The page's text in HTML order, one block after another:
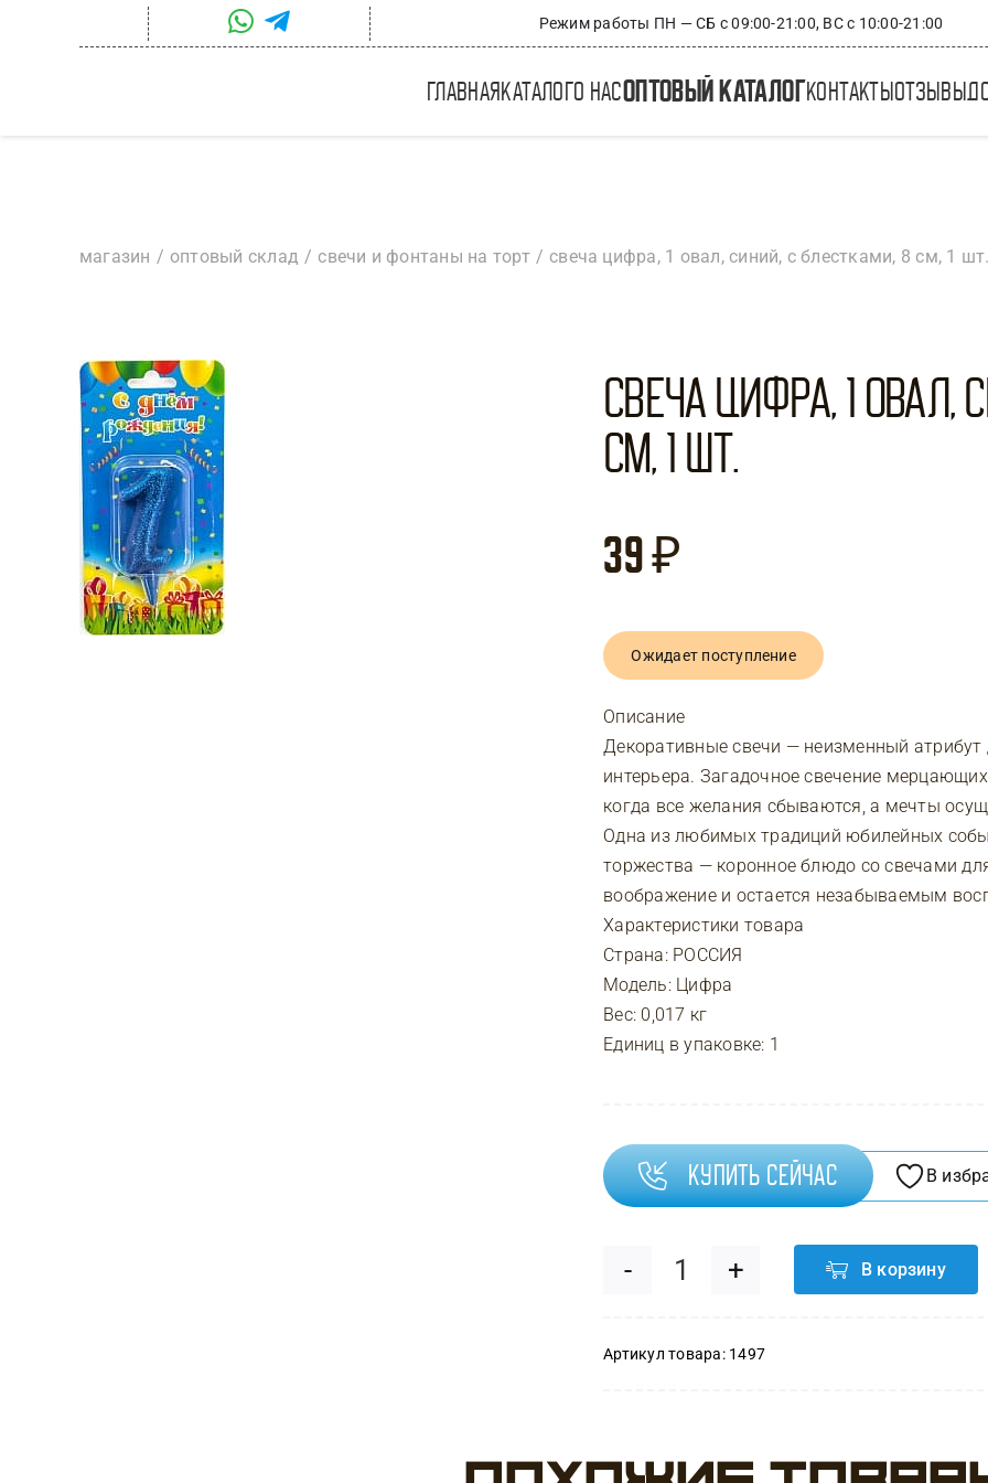
Режим работы ПН — СБ с 09:00-21:00, ВС с 10:00-21:00
главная каталого насоптовый каталогконтакты отзывы
магазин оптовый склад свечи и фонтаны на торт свеча цифра, 1 овал, синий, с блестками, 8 см, 1
Свеча Цифра, 1 Овал,
см, 1 шт.
39₽
Ожидает поступление
Описание
Декоративные свечи — неизменный
интерьера. Загадочное свечение
когда все желания сбываются, а мечты
Одна из любимых традиций юбилейных
торжества — коронное блюдо со свечами
воображение и остается незабываемым
Характеристики товара
Страна: РОССИЯ
Модель: Цифра
Вес: 0,017 кг
Единиц в упаковке: 1
Купить сейчас В
Количество
товара
В корзину
Артикул товара: 1497